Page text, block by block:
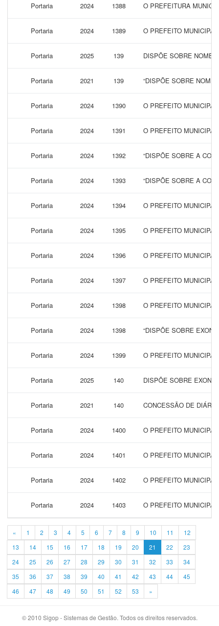
Portaria 2024 1388 O PREFEITURA
Portaria 2024 1389 O PREFEITO
Portaria 2025 139 DISPÕE SOBRE
Portaria 2021 139 “DISPÕE SOBRE
Portaria 2024 1390 O PREFEITO
Portaria 2024 1391 O PREFEITO
Portaria 2024 1392 “DISPÕE SOBRE A
Portaria 2024 1393 “DISPÕE SOBRE A
Portaria 2024 1394 O PREFEITO
Portaria 2024 1395 O PREFEITO
Portaria 2024 1396 O PREFEITO
Portaria 2024 1397 O PREFEITO
Portaria 2024 1398 O PREFEITO
Portaria 2024 1398 “DISPÕE SOBRE
Portaria 2024 1399 O PREFEITO
Portaria 2025 140 DISPÕE SOBRE
Portaria 2021 140 CONCESSÃO DE
Portaria 2024 1400 O PREFEITO
Portaria 2024 1401 O PREFEITO
Portaria 2024 1402 O PREFEITO
Portaria 2024 1403 O PREFEITO
« 1 2 3 4 5 6 7 8 9 10 11
12
13
14 15 16 17 18 19 20 21 22
23
24
25 26 27 28 29 30 31 32 33
34
35
36 37 38 39 40 41 42 43 44
45
46
47 48 49 50 51 52 53 »
© 2010 Sigop - Sistemas de Gestão. Todos os direitos reservados.